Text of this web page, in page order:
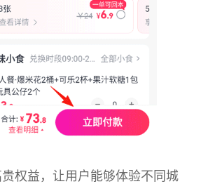
权益，让用户能够体验不同城